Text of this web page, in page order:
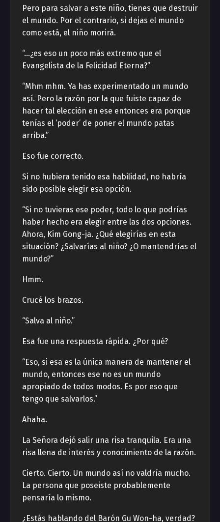
Pero para salvar a este niño, tienes que destruir
el mundo. Por el contrario, si dejas el mundo
como está, el niño morirá.
“…¿es eso un poco más extremo que el
Evangelista de la Felicidad Eterna?”
“Mhm mhm. Ya has experimentado un mundo
así. Pero la razón por la que fuiste capaz de
hacer tal elección en ese entonces era porque
tenías el ‘poder’ de poner el mundo patas
arriba.”
Eso fue correcto.
Si no hubiera tenido esa habilidad, no habría
sido posible elegir esa opción.
“Si no tuvieras ese poder, todo lo que podrías
haber hecho era elegir entre las dos opciones.
Ahora, Kim Gong-ja. ¿Qué elegirías en esta
situación? ¿Salvarías al niño? ¿O mantendrías el
mundo?”
Hmm.
Crucé los brazos.
“Salva al niño.”
Esa fue una respuesta rápida. ¿Por qué?
“Eso, si esa es la única manera de mantener el
mundo, entonces ese no es un mundo
apropiado de todos modos. Es por eso que
tengo que salvarlos.”
Ahaha.
La Señora dejó salir una risa tranquila. Era una
risa llena de interés y conocimiento de la razón.
Cierto. Cierto. Un mundo así no valdría mucho.
La persona que poseiste probablemente
pensaría lo mismo.
¿Estás hablando del Barón Gu Won-ha, verdad?